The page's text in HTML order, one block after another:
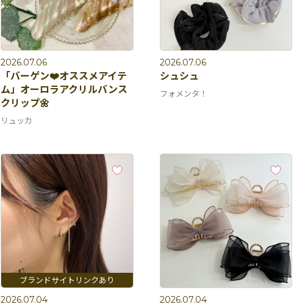
2026.07.06
「バーゲン❤️オススメアイテ
ム」オーロラアクリルバンス
クリップ🌼
リュッカ
2026.07.06
シュシュ
フォメンタ！
2026.07.04 2026.07.04